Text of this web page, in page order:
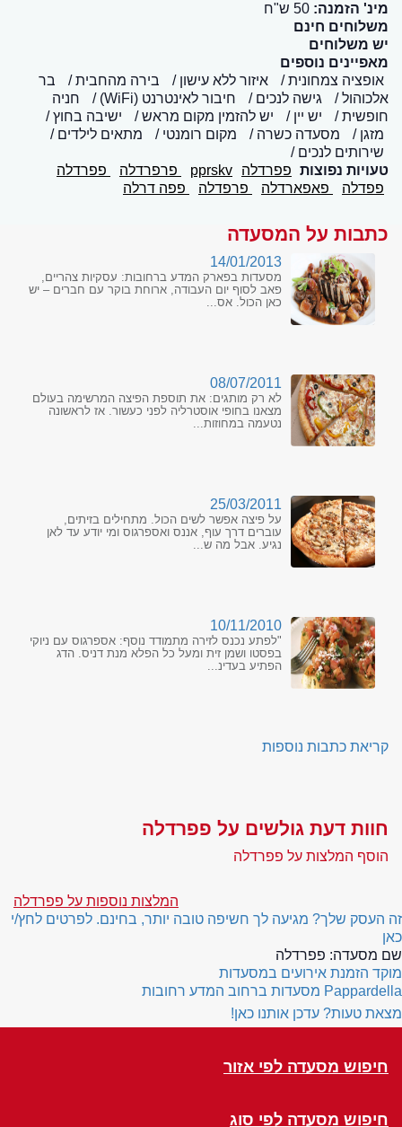
מינ' הזמנה: 50 ש"ח
משלוחים חינם
יש משלוחים
מאפיינים נוספים
אופציה צמחונית
איזור ללא עישון בירה מהחבית
בר
אלכוהול
גישה לנכים חיבור לאינטרנט (WiFi)
חניה
חופשית
יש יין יש להזמין מקום מראש
ישיבה בחוץ
מזגן
מסעדה כשרה מקום רומנטי
מתאים לילדים
שירותים לנכים
טעויות נפוצות פפרדלה pprskv פרפרדלה
פפרדלה
פפדלה
פאפארדלה פרפדלה פפה דרלה
כתבות על המסעדה
14/01/2013
מסעדות בפארק המדע ברחובות: עסקיות צהריים,
פאב לסוף יום העבודה, ארוחת בוקר עם חברים – יש
כאן הכול. אס...
08/07/2011
לא רק מותגים: את תוספת הפיצה המרשימה בעולם
מצאנו בחופי אוסטרליה לפני כעשור. אז לראשונה
נטעמה במחוזות...
25/03/2011
על פיצה אפשר לשים הכול. מתחילים בזיתים,
עוברים דרך עוף, אננס ואספרגוס ומי יודע עד לאן
נגיע. אבל מה ש...
10/11/2010
"לפתע נכנס לזירה מתמודד נוסף: אספרגוס עם ניוקי
בפסטו ושמן זית ומעל כל הפלא מנת דניס. הדג
הפתיע בעדינ...
קריאת כתבות נוספות
חוות דעת גולשים על פפרדלה
הוסף המלצות על פפרדלה
המלצות נוספות על פפרדלה
זה העסק שלך? מגיעה לך חשיפה טובה יותר, בחינם. לפרטים לחץ/י
כאן
שם מסעדה: פפרדלה
מוקד הזמנת אירועים במסעדות
Pappardella מסעדות ברחוב המדע רחובות
מצאת טעות? עדכן אותנו כאן!
חיפוש מסעדה לפי אזור
חיפוש מסעדה לפי סוג